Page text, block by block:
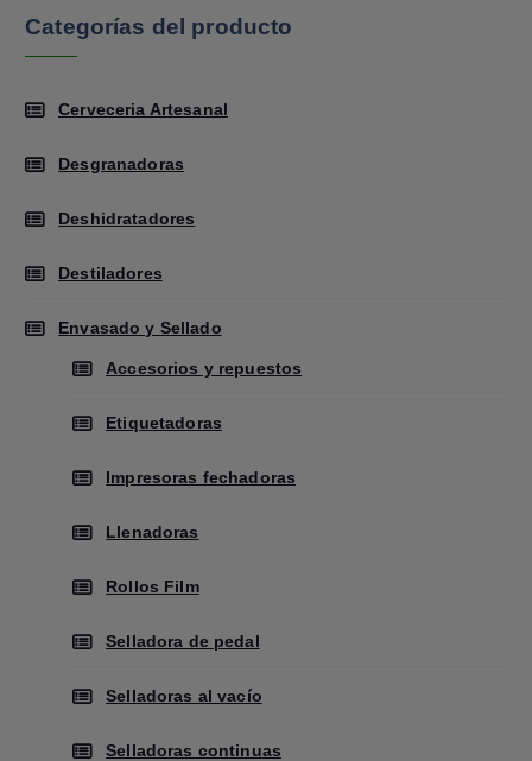
Categorías del producto
Cerveceria Artesanal
Desgranadoras
Deshidratadores
Destiladores
Envasado y Sellado
Accesorios y repuestos
Etiquetadoras
Impresoras fechadoras
Llenadoras
Rollos Film
Selladora de pedal
Selladoras al vacío
Selladoras continuas